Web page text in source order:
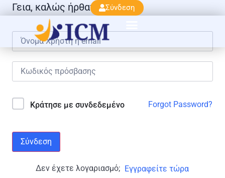
Σύνδεση
Γεια, καλώς ήρθατε πάλι!
Κράτησε με συνδεδεμένο Forgot Password?
Σύνδεση
Δεν έχετε λογαριασμό; Εγγραφείτε τώρα